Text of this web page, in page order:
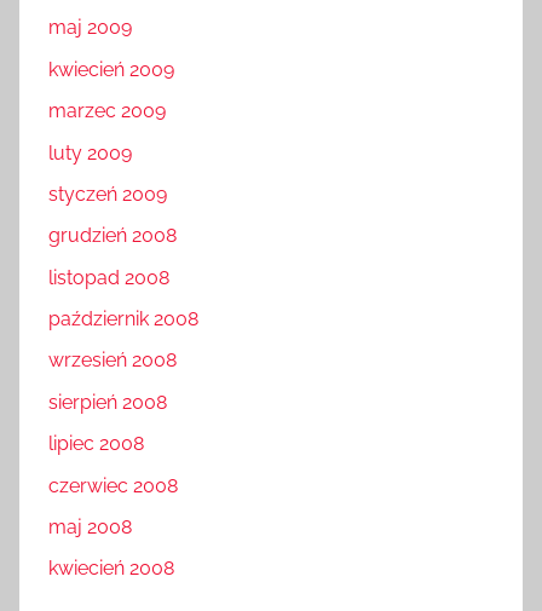
maj 2009
kwiecień 2009
marzec 2009
luty 2009
styczeń 2009
grudzień 2008
listopad 2008
październik 2008
wrzesień 2008
sierpień 2008
lipiec 2008
czerwiec 2008
maj 2008
kwiecień 2008